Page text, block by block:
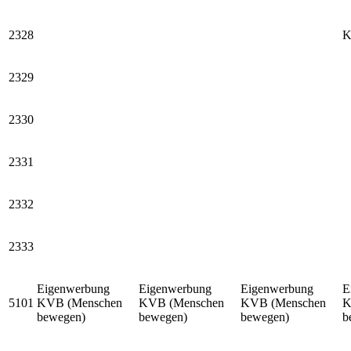
2328
2329
2330
2331
2332
2333
5101
Eigenwerbung
KVB (Menschen
bewegen)
Eigenwerbung
KVB (Menschen
bewegen)
Eigenwerbung
KVB (Menschen
bewegen)